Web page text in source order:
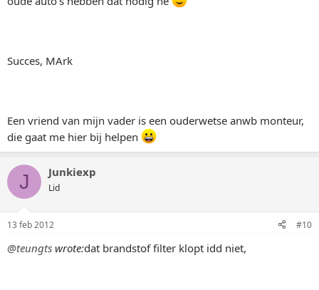
Succes, MArk
Een vriend van mijn vader is een ouderwetse anwb monteur,
die gaat me hier bij helpen
J Junkiexp
Lid
13 feb 2012 #10
@teungts wrote:dat brandstof filter klopt idd niet,